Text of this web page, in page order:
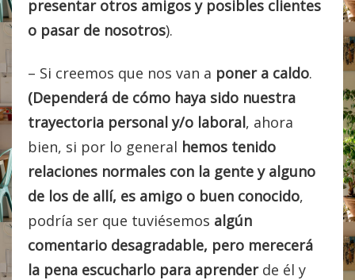
presentar otros amigos y posibles clientes
o pasar de nosotros).
– Si creemos que nos van a poner a caldo.
(Dependerá de cómo haya sido nuestra
trayectoria personal y/o laboral, ahora
bien, si por lo general hemos tenido
relaciones normales con la gente y alguno
de los de allí, es amigo o buen conocido,
podría ser que tuviésemos algún
comentario desagradable, pero merecerá
la pena escucharlo para aprenderde él y